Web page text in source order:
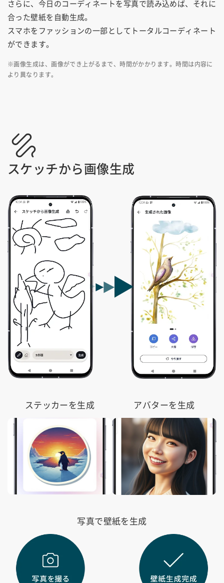
さらに、今日のコーディネートを写真で読み込めば、それに
合った壁紙を自動生成。
スマホをファッションの一部としてトータルコーディネート
ができます。
※画像生成は、画像ができ上がるまで、時間がかかります。時間は内容に
より異なります。
スケッチから画像生成
ステッカーを生成 アバターを生成
写真で壁紙を生成